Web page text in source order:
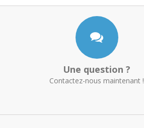
Une question ?
Contactez-nous maintenant !